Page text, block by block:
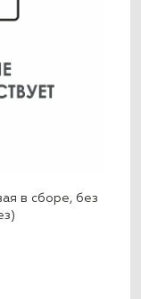
в сборе, без